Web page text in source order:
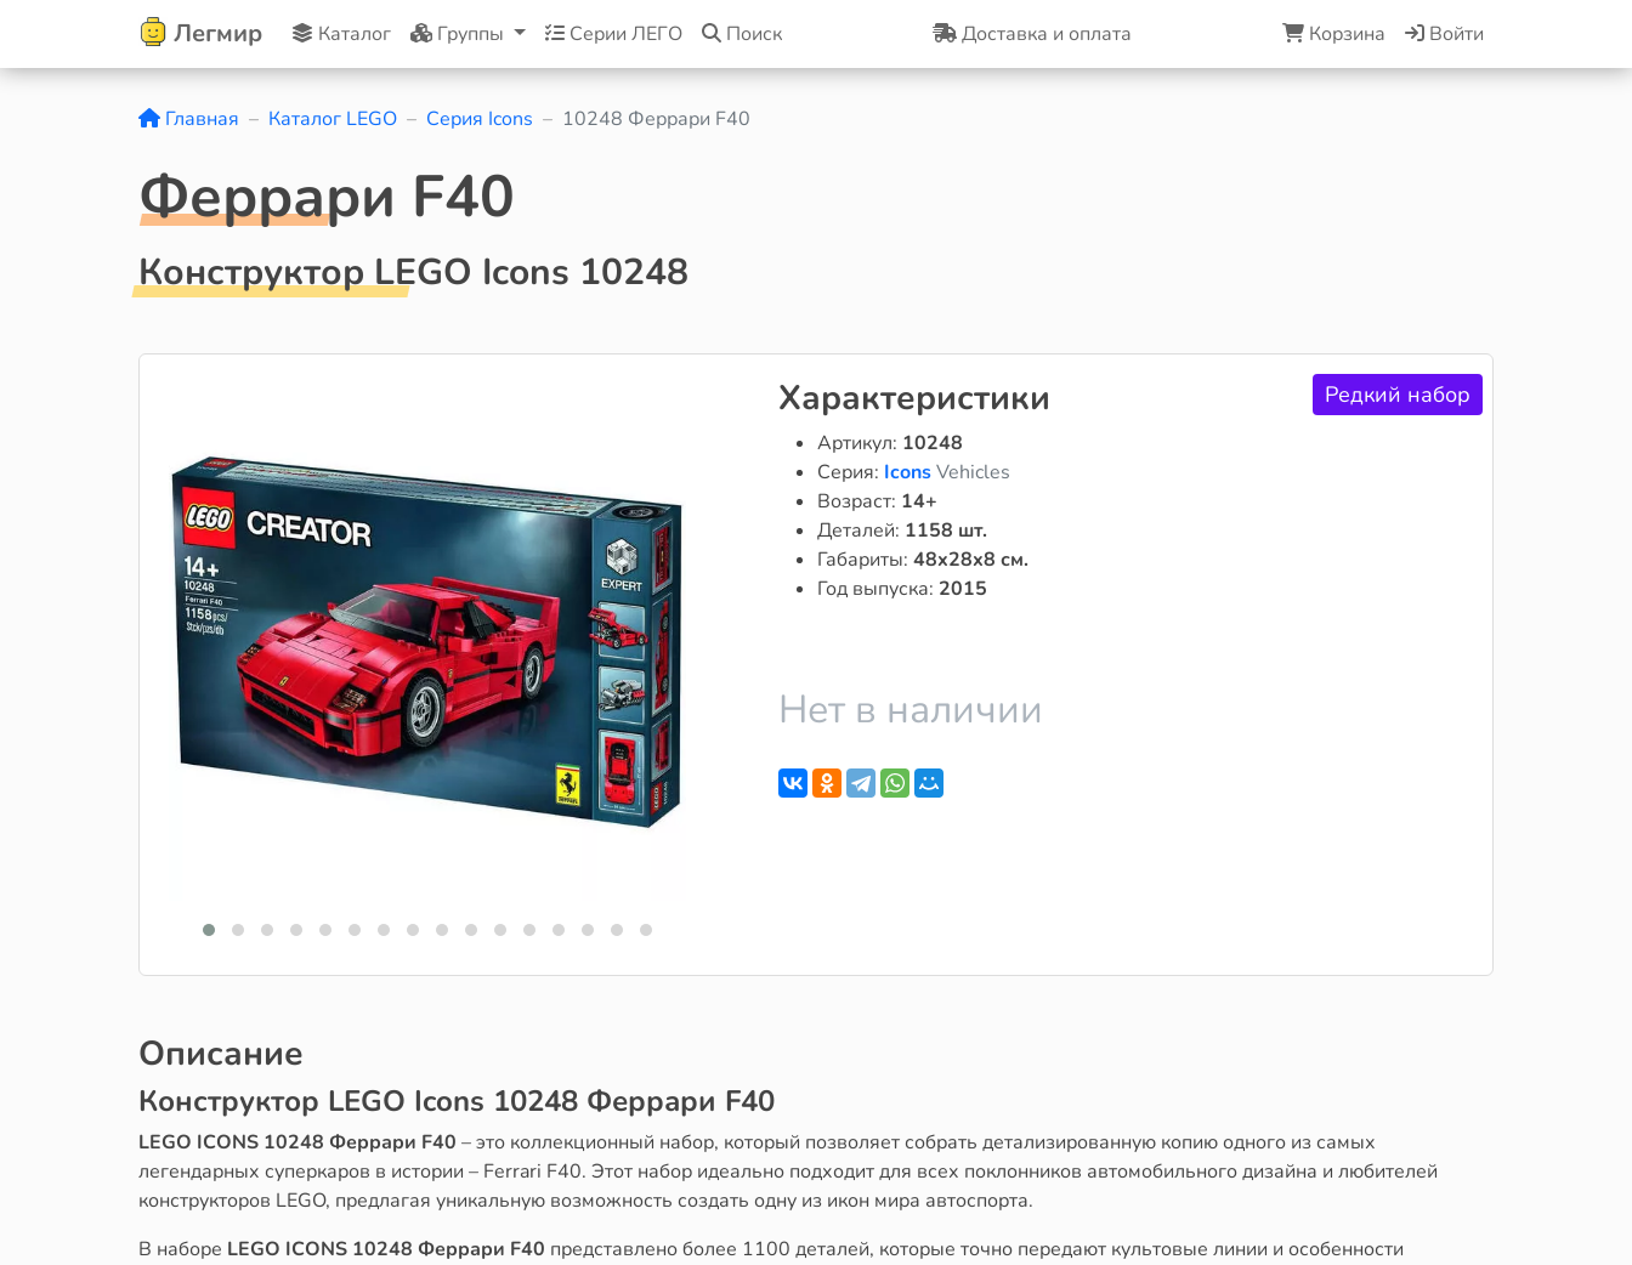
Легмир Каталог Группы Серии ЛЕГО Поиск Доставка и оплата Корзина Войти
Главная Каталог LEGO Серия Icons 10248 Феррари F40
Феррари F40
Конструктор LEGO Icons 10248
Редкий набор
Характеристики
Артикул: 10248
Серия: IconsVehicles
Возраст: 14+
Деталей: 1158 шт.
Габариты: 48x28x8 см.
Год выпуска: 2015
Нет в наличии
Описание
Конструктор LEGO Icons 10248 Феррари F40
LEGO ICONS 10248 Феррари F40 – это коллекционный набор, который позволяет собрать детализированную копию одного из самых
легендарных суперкаров в истории – Ferrari F40. Этот набор идеально подходит для всех поклонников автомобильного дизайна и любителей
конструкторов LEGO, предлагая уникальную возможность создать одну из икон мира автоспорта.
В наборе LEGO ICONS 10248 Феррари F40 представлено более 1100 деталей, которые точно передают культовые линии и особенности